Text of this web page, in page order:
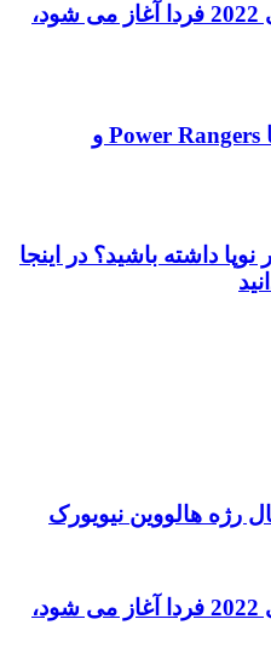
طوفان قهرمانان جهانی 2022 فردا آغاز می شود،
استفاده از قدرت VR با Power Rangers و
باشید؟ در اینجا
طوفان قهرمانان جهانی 2022 فردا آغاز می شود،